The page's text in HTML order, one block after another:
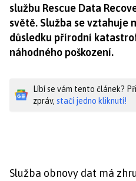
službu Rescue Data
světě. Služba se vztahuje
důsledku přírodní
náhodného poškození.
Líbí se vám tento článek?
zpráv, stačí jedno kliknutí!
Služba obnovy dat má